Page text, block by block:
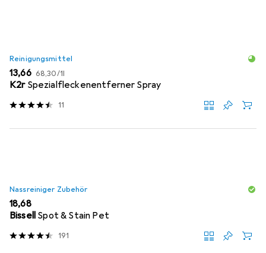
Reinigungsmittel
EUR
13,66 EUR
68,30/1l
K2r Spezialfleckenentferner Spray
11
Nassreiniger Zubehör
EUR
18,68
Bissell Spot & Stain Pet
191